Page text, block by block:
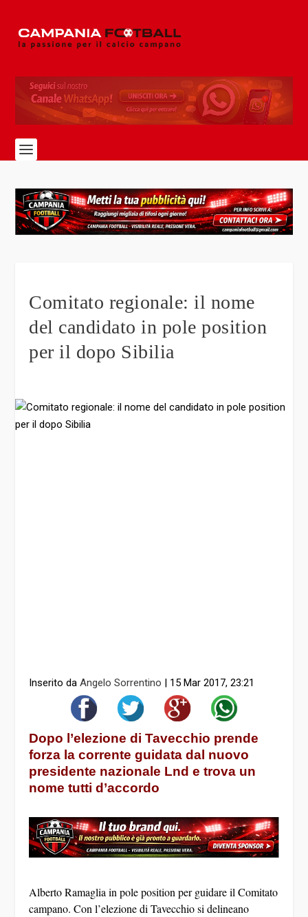
Comitato regionale: il nome
del candidato in pole position
per il dopo Sibilia
Inserito daAngelo Sorrentino 15 Mar 2017, 23:21
Dopo l’elezione di Tavecchio prende
forza la corrente guidata dal nuovo
presidente nazionale Lnd e trova un
nome tutti d’accordo
Alberto Ramaglia in pole position per guidare il Comitato
campano. Con l’elezione di Tavecchio si delineano